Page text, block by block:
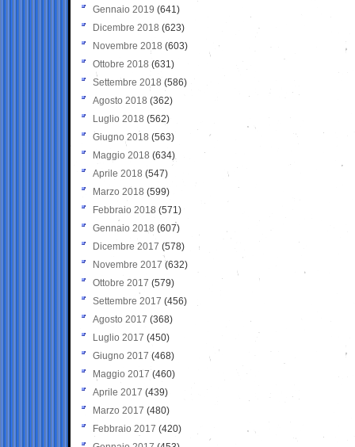
Gennaio 2019 (641)
Dicembre 2018 (623)
Novembre 2018 (603)
Ottobre 2018 (631)
Settembre 2018 (586)
Agosto 2018 (362)
Luglio 2018 (562)
Giugno 2018 (563)
Maggio 2018 (634)
Aprile 2018 (547)
Marzo 2018 (599)
Febbraio 2018 (571)
Gennaio 2018 (607)
Dicembre 2017 (578)
Novembre 2017 (632)
Ottobre 2017 (579)
Settembre 2017 (456)
Agosto 2017 (368)
Luglio 2017 (450)
Giugno 2017 (468)
Maggio 2017 (460)
Aprile 2017 (439)
Marzo 2017 (480)
Febbraio 2017 (420)